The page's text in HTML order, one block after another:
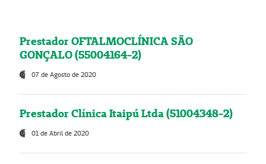
Prestador OFTALMOCLÍNICA SÃO
GONÇALO (55004164-2)
07 de Agosto de 2020
Prestador Clínica Itaipú Ltda (51004348-2)
01 de Abril de 2020